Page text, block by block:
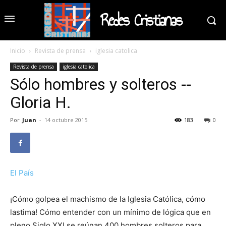
Redes Cristianas
Inicio Revista de prensa iglesia catolica
Revista de prensa iglesia catolica
Sólo hombres y solteros --
Gloria H.
Por Juan - 14 octubre 2015 0
183
El País
¡Cómo golpea el machismo de la Iglesia Católica, cómo
lastima! Cómo entender con un mínimo de lógica que en